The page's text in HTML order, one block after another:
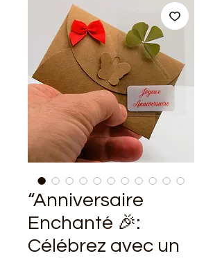
“Anniversaire
Enchanté 🎉:
Célébrez avec un